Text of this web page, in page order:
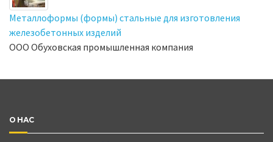
Металлоформы (формы) стальные для изготовления
железобетонных изделий
ООО Обуховская промышленная компания
О НАС